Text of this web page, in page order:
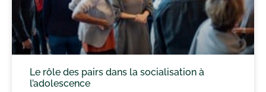
Le rôle des pairs dans la socialisation à
l’adolescence